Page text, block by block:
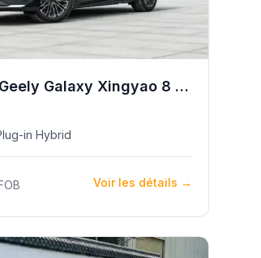
Geely Galaxy Xingyao 8 225km EM-i Voyager Ocean Edition
in Hybrid
Voir les détails →